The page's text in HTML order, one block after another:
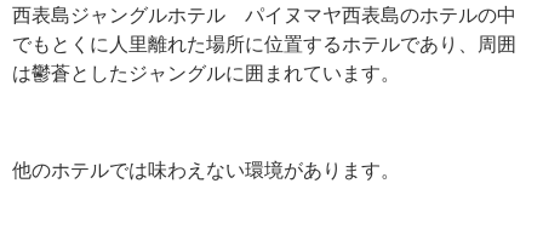
西表島ジャングルホテル パイヌマヤ西表島のホテルの中
でもとくに人里離れた場所に位置するホテルであり、周囲
は鬱蒼としたジャングルに囲まれています。
他のホテルでは味わえない環境があります。